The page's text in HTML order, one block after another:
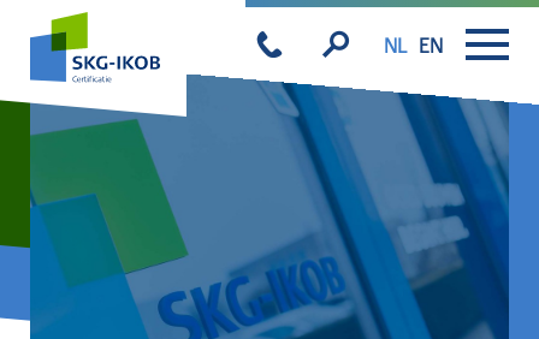
NL EN